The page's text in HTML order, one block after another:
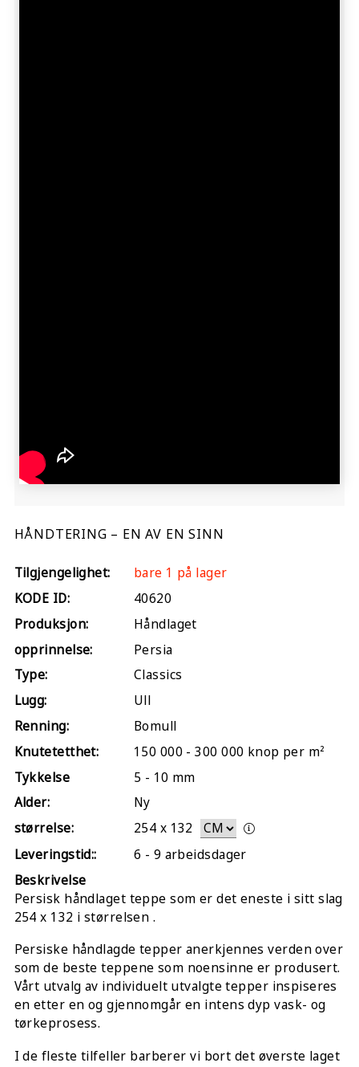
HÅNDTERING – EN AV EN SINN
Tilgjengelighet:
bare 1 på lager
KODE ID:
40620
Produksjon:
Håndlaget
opprinnelse:
Persia
Type:
Classics
Lugg:
Ull
Renning:
Bomull
Knutetetthet:
150 000 - 300 000 knop per m²
Tykkelse
5 - 10 mm
Alder:
Ny
størrelse:
254 x 132
Leveringstid::
6 - 9 arbeidsdager
Beskrivelse
Persisk håndlaget teppe som er det eneste i sitt slag
254 x 132 i størrelsen .
Persiske håndlagde tepper anerkjennes verden over
som de beste teppene som noensinne er produsert.
Vårt utvalg av individuelt utvalgte tepper inspiseres
en etter en og gjennomgår en intens dyp vask- og
tørkeprosess.
I de fleste tilfeller barberer vi bort det øverste laget